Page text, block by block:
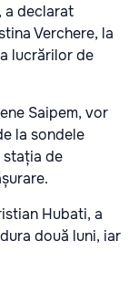
a declarat
Verchere, la
lucrărilor de
Saipem, vor
la sondele
stația de
Hubati, a
două luni, iar